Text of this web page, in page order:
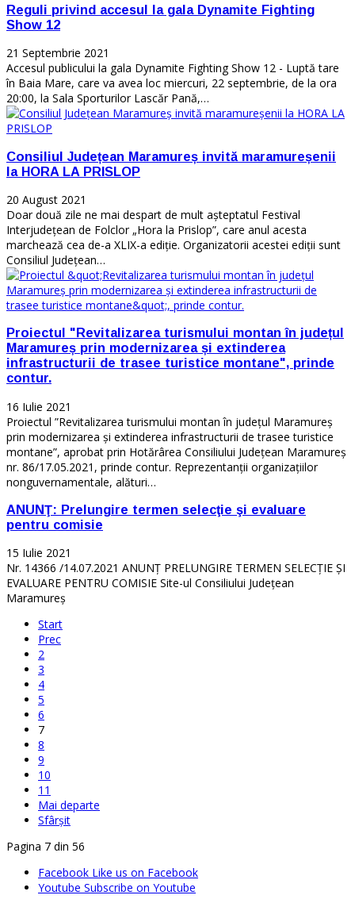
Reguli privind accesul la gala Dynamite Fighting
Show 12
21 Septembrie 2021
Accesul publicului la gala Dynamite Fighting Show 12 - Luptă tare
în Baia Mare, care va avea loc miercuri, 22 septembrie, de la ora
20:00, la Sala Sporturilor Lascăr Pană,…
Consiliul Județean Maramureș invită maramureșenii
la HORA LA PRISLOP
20 August 2021
Doar două zile ne mai despart de mult așteptatul Festival
Interjudețean de Folclor „Hora la Prislop”, care anul acesta
marchează cea de-a XLIX-a ediție. Organizatorii acestei ediții sunt
Consiliul Județean…
Proiectul "Revitalizarea turismului montan în județul
Maramureș prin modernizarea și extinderea
infrastructurii de trasee turistice montane", prinde
contur.
16 Iulie 2021
Proiectul ”Revitalizarea turismului montan în județul Maramureș
prin modernizarea și extinderea infrastructurii de trasee turistice
montane”, aprobat prin Hotărârea Consiliului Județean Maramureș
nr. 86/17.05.2021, prinde contur. Reprezentanții organizațiilor
nonguvernamentale, alături…
ANUNŢ: Prelungire termen selecţie şi evaluare
pentru comisie
15 Iulie 2021
Nr. 14366 /14.07.2021 ANUNŢ PRELUNGIRE TERMEN SELECȚIE ȘI
EVALUARE PENTRU COMISIE Site-ul Consiliului Județean
Maramureș
Start
Prec
2
3
4
5
6
7
8
9
10
11
Mai departe
Sfârșit
Pagina 7 din 56
Facebook Like us on Facebook
Youtube Subscribe on Youtube